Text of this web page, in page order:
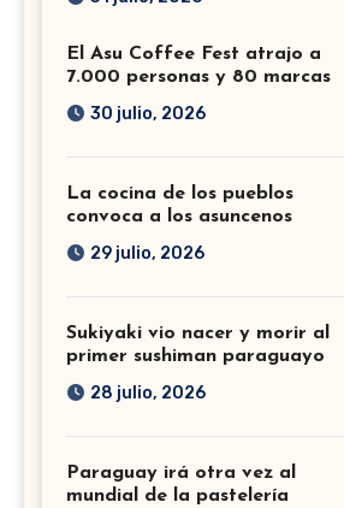
El Asu Coffee Fest atrajo a
7.000 personas y 80 marcas
30 julio, 2026
La cocina de los pueblos
convoca a los asuncenos
29 julio, 2026
Sukiyaki vio nacer y morir al
primer sushiman paraguayo
28 julio, 2026
Paraguay irá otra vez al
mundial de la pastelería